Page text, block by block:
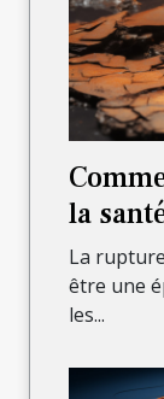
la
vue
La
être une
les...